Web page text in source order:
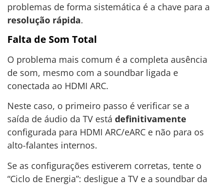
problemas de forma sistemática é a chave para a
resolução rápida.
Falta de Som Total
O problema mais comum é a completa ausência
de som, mesmo com a soundbar ligada e
conectada ao HDMI ARC.
Neste caso, o primeiro passo é verificar se a
saída de áudio da TV está definitivamente
configurada para HDMI ARC/eARC e não para os
alto-falantes internos.
Se as configurações estiverem corretas, tente o
“Ciclo de Energia”: desligue a TV e a soundbar da